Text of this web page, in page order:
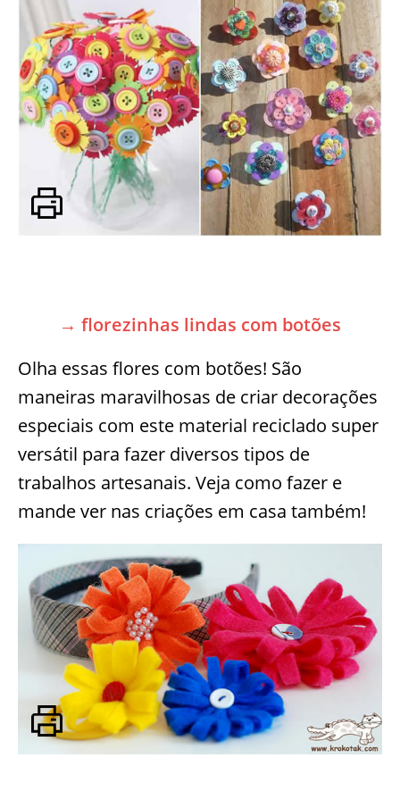
→ florezinhas lindas com botões
Olha essas flores com botões! São
maneiras maravilhosas de criar decorações
especiais com este material reciclado super
versátil para fazer diversos tipos de
trabalhos artesanais. Veja como fazer e
mande ver nas criações em casa também!